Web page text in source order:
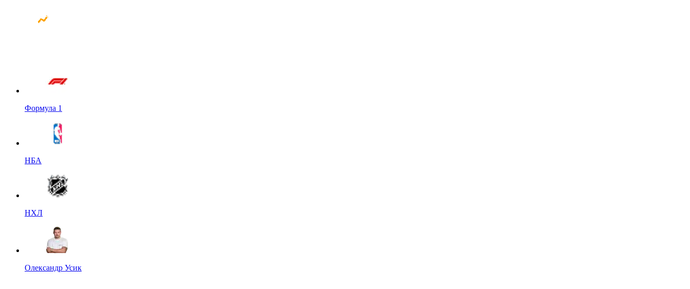
Формула 1
НБА
НХЛ
Олександр Усик